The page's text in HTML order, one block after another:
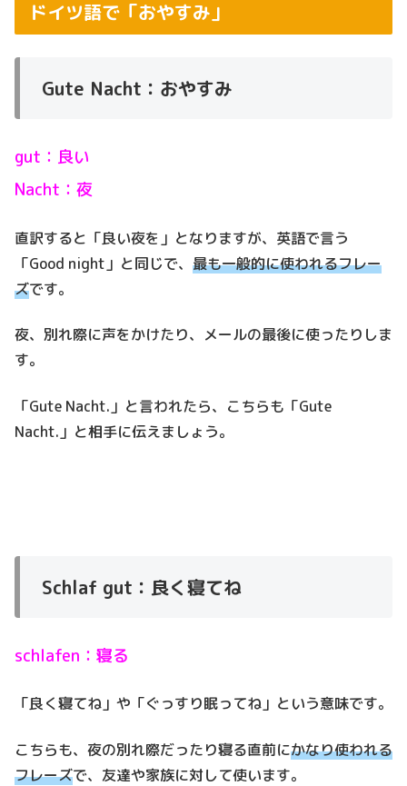
ドイツ語で「おやすみ」
Gute Nacht：おやすみ
gut：良い
Nacht：夜
直訳すると「良い夜を」となりますが、英語で言う
「Good night」と同じで、 最も一般的に使われるフレー
ズです。
夜、別れ際に声をかけたり、メールの最後に使ったりしま
す。
「Gute Nacht.」と言われたら、こちらも「Gute
Nacht.」と相手に伝えましょう。
Schlaf gut：良く寝てね
schlafen：寝る
「良く寝てね」や「ぐっすり眠ってね」という意味です。
こちらも、夜の別れ際だったり寝る直前にかなり使われる
フレーズで、 友達や家族に対して使います。